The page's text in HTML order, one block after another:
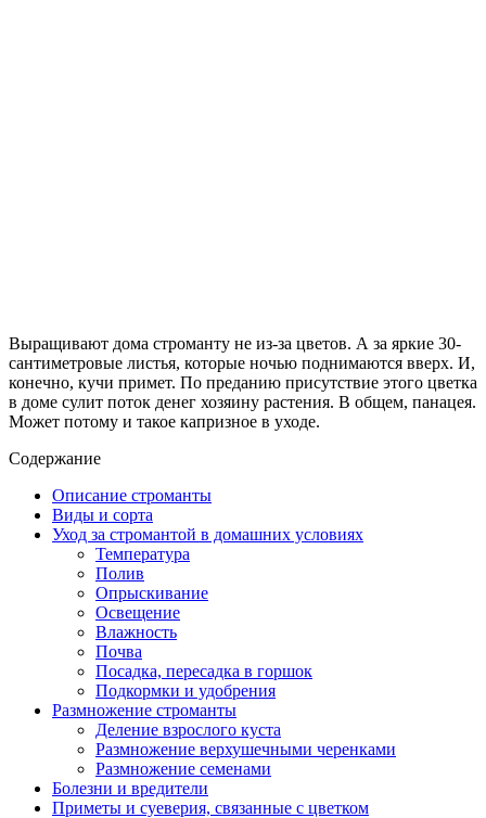
Выращивают дома строманту не из-за цветов. А за яркие 30-
сантиметровые листья, которые ночью поднимаются вверх. И,
конечно, кучи примет. По преданию присутствие этого цветка
в доме сулит поток денег хозяину растения. В общем, панацея.
Может потому и такое капризное в уходе.
Содержание
Описание строманты
Виды и сорта
Уход за стромантой в домашних условиях
Температура
Полив
Опрыскивание
Освещение
Влажность
Почва
Посадка, пересадка в горшок
Подкормки и удобрения
Размножение строманты
Деление взрослого куста
Размножение верхушечными черенками
Размножение семенами
Болезни и вредители
Приметы и суеверия, связанные с цветком